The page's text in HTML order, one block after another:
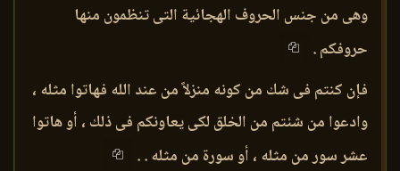
وهى من جنس الحروف الهجائية التى تنظمون منها
حروفكم .
فإن كنتم فى شك من كونه منزلاً من عند الله فهاتوا مثله ،
وادعوا من شئتم من الخلق لكى يعاونكم فى ذلك ، أو هاتوا
عشر سور من مثله ، أو سورة من مثله . .